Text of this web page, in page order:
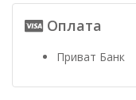
Оплата
Приват Банк